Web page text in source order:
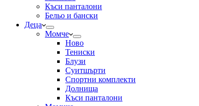
Къси панталони
Бельо и бански
Деца
Момче
Ново
Тениски
Блузи
Суитшърти
Спортни комплекти
Долнища
Къси панталони